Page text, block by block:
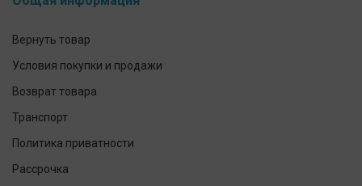
Elmex
Вернуть товар
Условия покупки и продажи
Возврат товара
Транспорт
Политика приватности
Рассрочка